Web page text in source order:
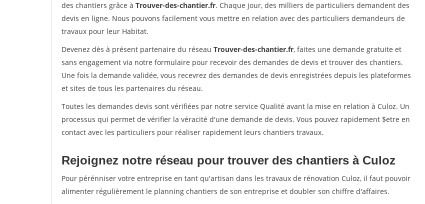
des chantiers grâce à Trouver-des-chantier.fr. Chaque jour, des milliers de particuliers demandent des
devis en ligne. Nous pouvons facilement vous mettre en relation avec des particuliers demandeurs de
travaux pour leur Habitat.
Devenez dès à présent partenaire du réseau Trouver-des-chantier.fr, faites une demande gratuite et
sans engagement via notre formulaire pour recevoir des demandes de devis et trouver des chantiers.
Une fois la demande validée, vous recevrez des demandes de devis enregistrées depuis les plateformes
et sites de tous les partenaires du réseau.
Toutes les demandes devis sont vérifiées par notre service Qualité avant la mise en relation à Culoz. Un
processus qui permet de vérifier la véracité d'une demande de devis. Vous pouvez rapidement $etre en
contact avec les particuliers pour réaliser rapidement leurs chantiers travaux.
Rejoignez notre réseau pour trouver des chantiers à Culoz
Pour pérénniser votre entreprise en tant qu'artisan dans les travaux de rénovation Culoz, il faut pouvoir
alimenter régulièrement le planning chantiers de son entreprise et doubler son chiffre d'affaires.